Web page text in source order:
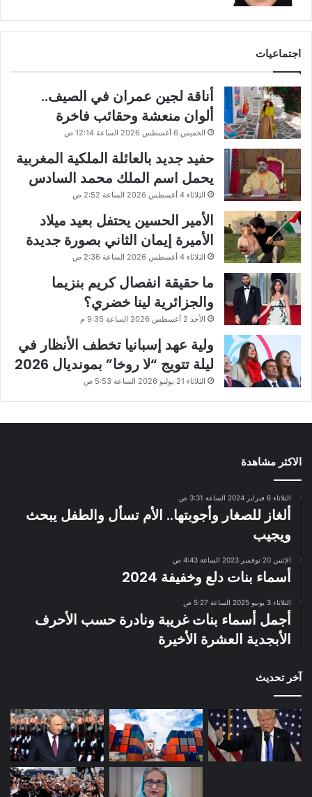
اجتماعيات
أناقة لجين عمران في الصيف..
ألوان منعشة وحقائب فاخرة
الخميس 6 أغسطس 2026 الساعة 12:14 ص
حفيد جديد بالعائلة الملكية المغربية
يحمل اسم الملك محمد السادس
الثلاثاء 4 أغسطس 2026 الساعة 2:52 ص
الأمير الحسين يحتفل بعيد ميلاد
الأميرة إيمان الثاني بصورة جديدة
الثلاثاء 4 أغسطس 2026 الساعة 2:36 ص
ما حقيقة انفصال كريم بنزيما
والجزائرية لينا خضري؟
الأحد 2 أغسطس 2026 الساعة 9:35 م
ولية عهد إسبانيا تخطف الأنظار في
ليلة تتويج “لا روخا” بمونديال 2026
الثلاثاء 21 يوليو 2026 الساعة 5:53 ص
الاكثر مشاهدة
الثلاثاء 6 فبراير 2024 الساعة 3:31 ص
ألغاز للصغار وأجوبتها.. الأم تسأل والطفل يبحث
ويجيب
الإثنين 20 نوفمبر 2023 الساعة 4:43 ص
أسماء بنات دلع وخفيفة 2024
الثلاثاء 3 يونيو 2025 الساعة 5:27 ص
أجمل أسماء بنات غريبة ونادرة حسب الأحرف
الأبجدية العشرة الأخيرة
آخر تحديث